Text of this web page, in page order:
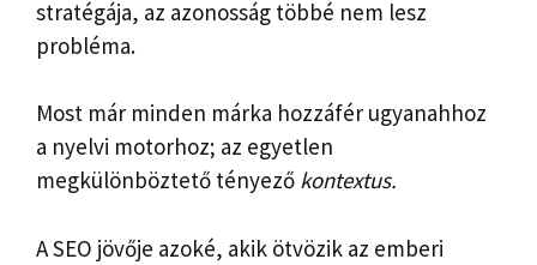
stratégája, az azonosság többé nem lesz
probléma.
Most már minden márka hozzáfér ugyanahhoz
a nyelvi motorhoz; az egyetlen
megkülönböztető tényező kontextus.
A SEO jövője azoké, akik ötvözik az emberi